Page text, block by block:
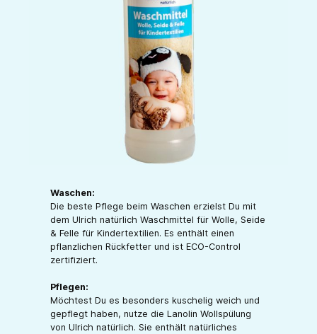
Waschen:
Die beste Pflege beim Waschen erzielst Du mit
dem Ulrich natürlich Waschmittel für Wolle, Seide
& Felle für Kindertextilien. Es enthält einen
pflanzlichen Rückfetter und ist ECO-Control
zertifiziert.
Pflegen:
Möchtest Du es besonders kuschelig weich und
gepflegt haben, nutze die Lanolin Wollspülung
von Ulrich natürlich. Sie enthält natürliches